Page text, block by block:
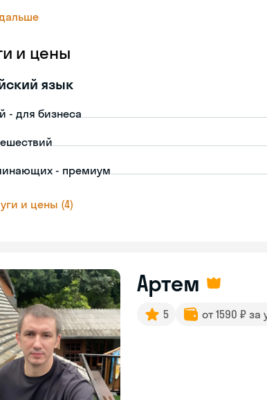
и цены
язык
- для бизнеса
- премиум
и цены (4)
Артем
5 от 1590 ₽ за